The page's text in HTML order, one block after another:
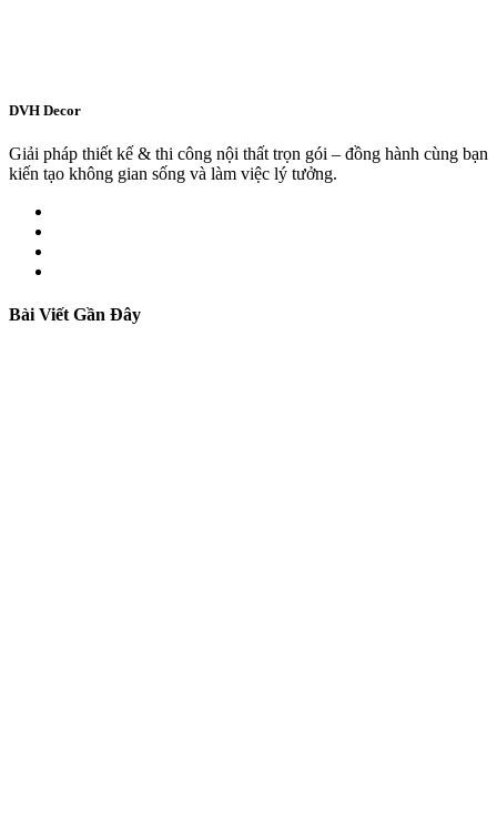
DVH Decor
Giải pháp thiết kế & thi công nội thất trọn gói – đồng hành cùng bạn
kiến tạo không gian sống và làm việc lý tưởng.
Bài Viết Gần Đây